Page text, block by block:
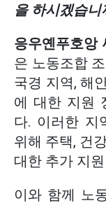
을 하시겠습니
응우옌푸호앙
은 노동조합
국경 지역, 해
에 대한 지원
다. 이러한 지
위해 주택, 건
대한 추가 지
이와 함께 노